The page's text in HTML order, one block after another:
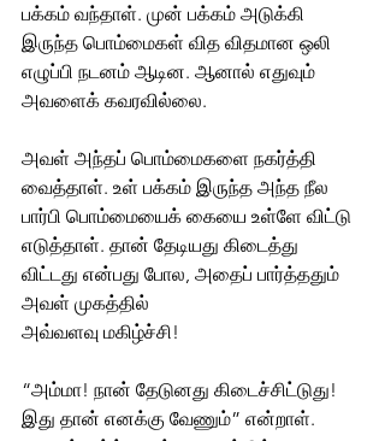
பக்கம் வந்தாள். முன் பக்கம் அடுக்கி
இருந்த பொம்மைகள் வித விதமான ஒலி
எழுப்பி நடனம் ஆடின. ஆனால் எதுவும்
அவளைக் கவரவில்லை.
அவள் அந்தப் பொம்மைகளை நகர்த்தி
வைத்தாள். உள் பக்கம் இருந்த அந்த நீல
பார்பி பொம்மையைக் கையை உள்ளே விட்டு
எடுத்தாள். தான் தேடியது கிடைத்து
விட்டது என்பது போல, அதைப் பார்த்ததும்
அவள் முகத்தில்
அவ்வளவு மகிழ்ச்சி!
“அம்மா! நான் தேடுனது கிடைச்சிட்டுது!
இது தான் எனக்கு வேணும்” என்றாள்.